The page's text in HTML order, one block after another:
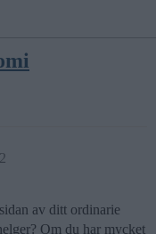
av ditt ordinarie
Om du har mycket